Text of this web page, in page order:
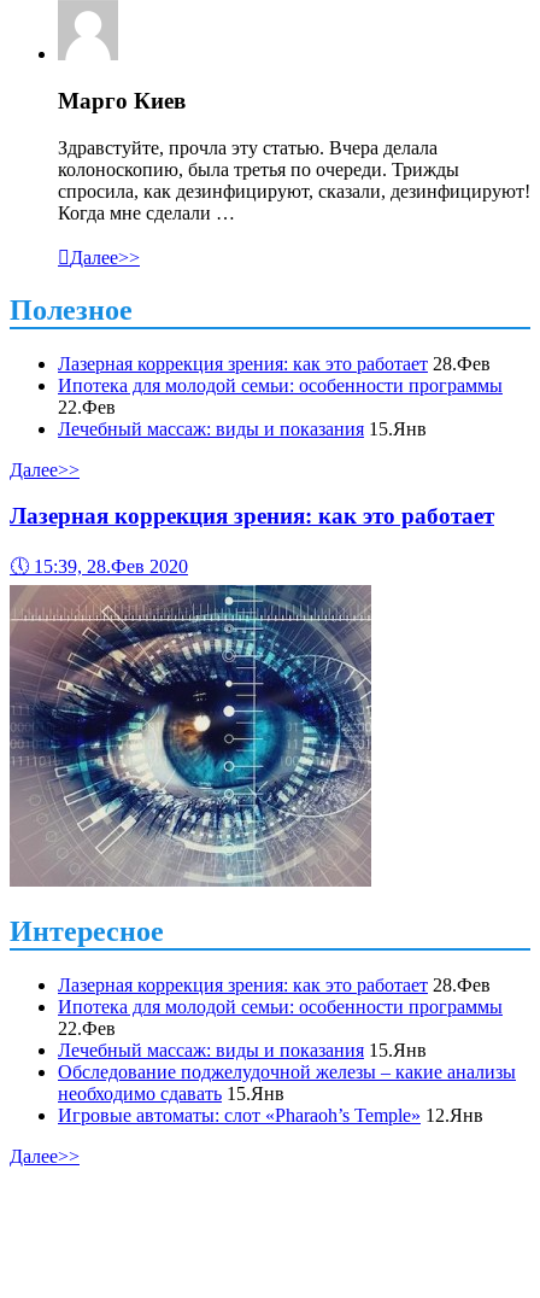
Марго Киев
Здравстуйте, прочла эту статью. Вчера делала
колоноскопию, была третья по очереди. Трижды
спросила, как дезинфицируют, сказали, дезинфицируют!
Когда мне сделали …
Далее>>
Полезное
Лазерная коррекция зрения: как это работает 28.Фев
Ипотека для молодой семьи: особенности программы
22.Фев
Лечебный массаж: виды и показания 15.Янв
Далее>>
Лазерная коррекция зрения: как это работает
🕔 15:39, 28.Фев 2020
Интересное
Лазерная коррекция зрения: как это работает 28.Фев
Ипотека для молодой семьи: особенности программы
22.Фев
Лечебный массаж: виды и показания 15.Янв
Обследование поджелудочной железы – какие анализы
необходимо сдавать 15.Янв
Игровые автоматы: слот «Pharaoh’s Temple» 12.Янв
Далее>>